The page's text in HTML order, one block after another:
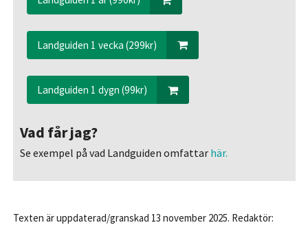
Landguiden 1 vecka (299kr)
Landguiden 1 dygn (99kr)
Vad får jag?
Se exempel på vad Landguiden omfattarhär.
Texten är uppdaterad/granskad 13 november 2025. Redaktör: